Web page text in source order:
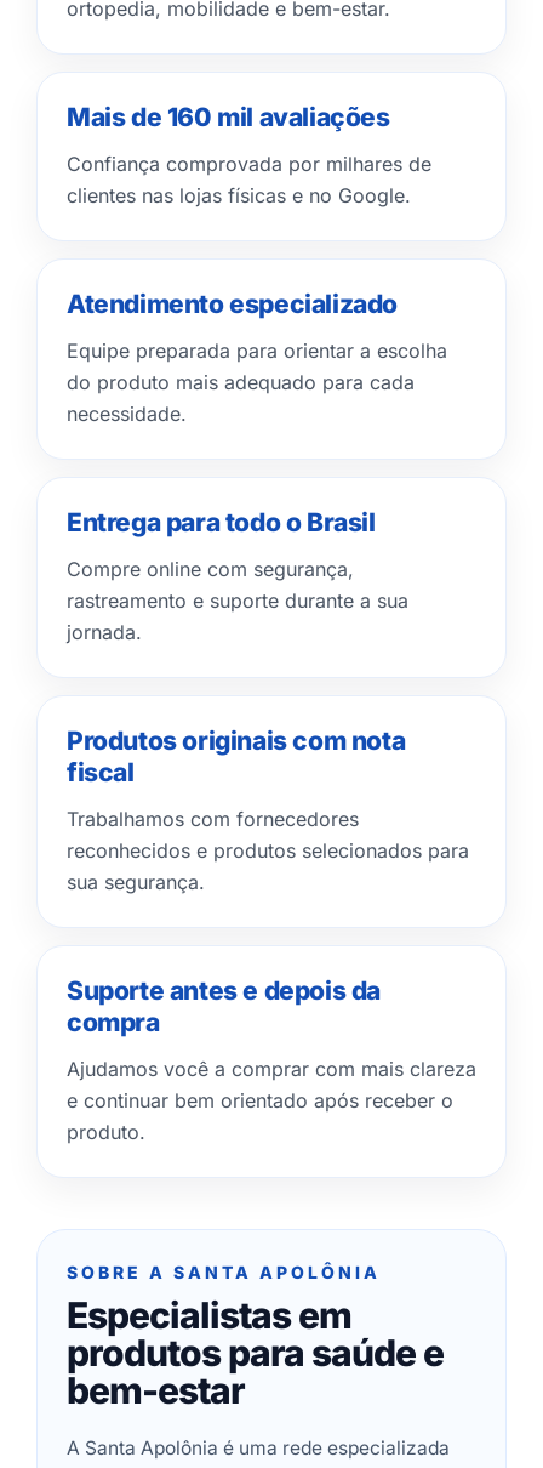
ortopedia, mobilidade e bem-estar.
Mais de 160 mil avaliações
Confiança comprovada por milhares de
clientes nas lojas físicas e no Google.
Atendimento especializado
Equipe preparada para orientar a escolha
do produto mais adequado para cada
necessidade.
Entrega para todo o Brasil
Compre online com segurança,
rastreamento e suporte durante a sua
jornada.
Produtos originais com nota
fiscal
Trabalhamos com fornecedores
reconhecidos e produtos selecionados para
sua segurança.
Suporte antes e depois da
compra
Ajudamos você a comprar com mais clareza
e continuar bem orientado após receber o
produto.
SOBRE A SANTA APOLÔNIA
Especialistas em
produtos para saúde e
bem-estar
A Santa Apolônia é uma rede especializada